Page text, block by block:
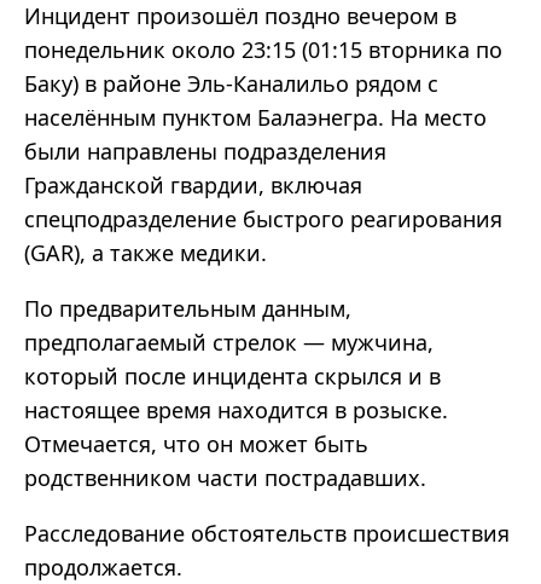
Инцидент произошёл поздно вечером в
понедельник около 23:15 (01:15 вторника по
Баку) в районе Эль-Каналильо рядом с
населённым пунктом Балаэнегра. На место
были направлены подразделения
Гражданской гвардии, включая
спецподразделение быстрого реагирования
(GAR), а также медики.
По предварительным данным,
предполагаемый стрелок — мужчина,
который после инцидента скрылся и в
настоящее время находится в розыске.
Отмечается, что он может быть
родственником части пострадавших.
Расследование обстоятельств происшествия
продолжается.